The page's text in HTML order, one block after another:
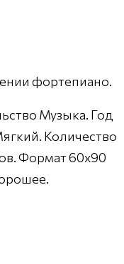
фортепиано.
Музыка. Год
Количество
Формат 60х90